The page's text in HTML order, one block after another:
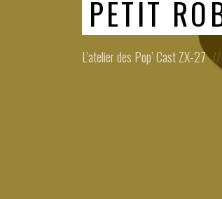
PETIT
Posted
L’atelier des Pop’ CastZX-27